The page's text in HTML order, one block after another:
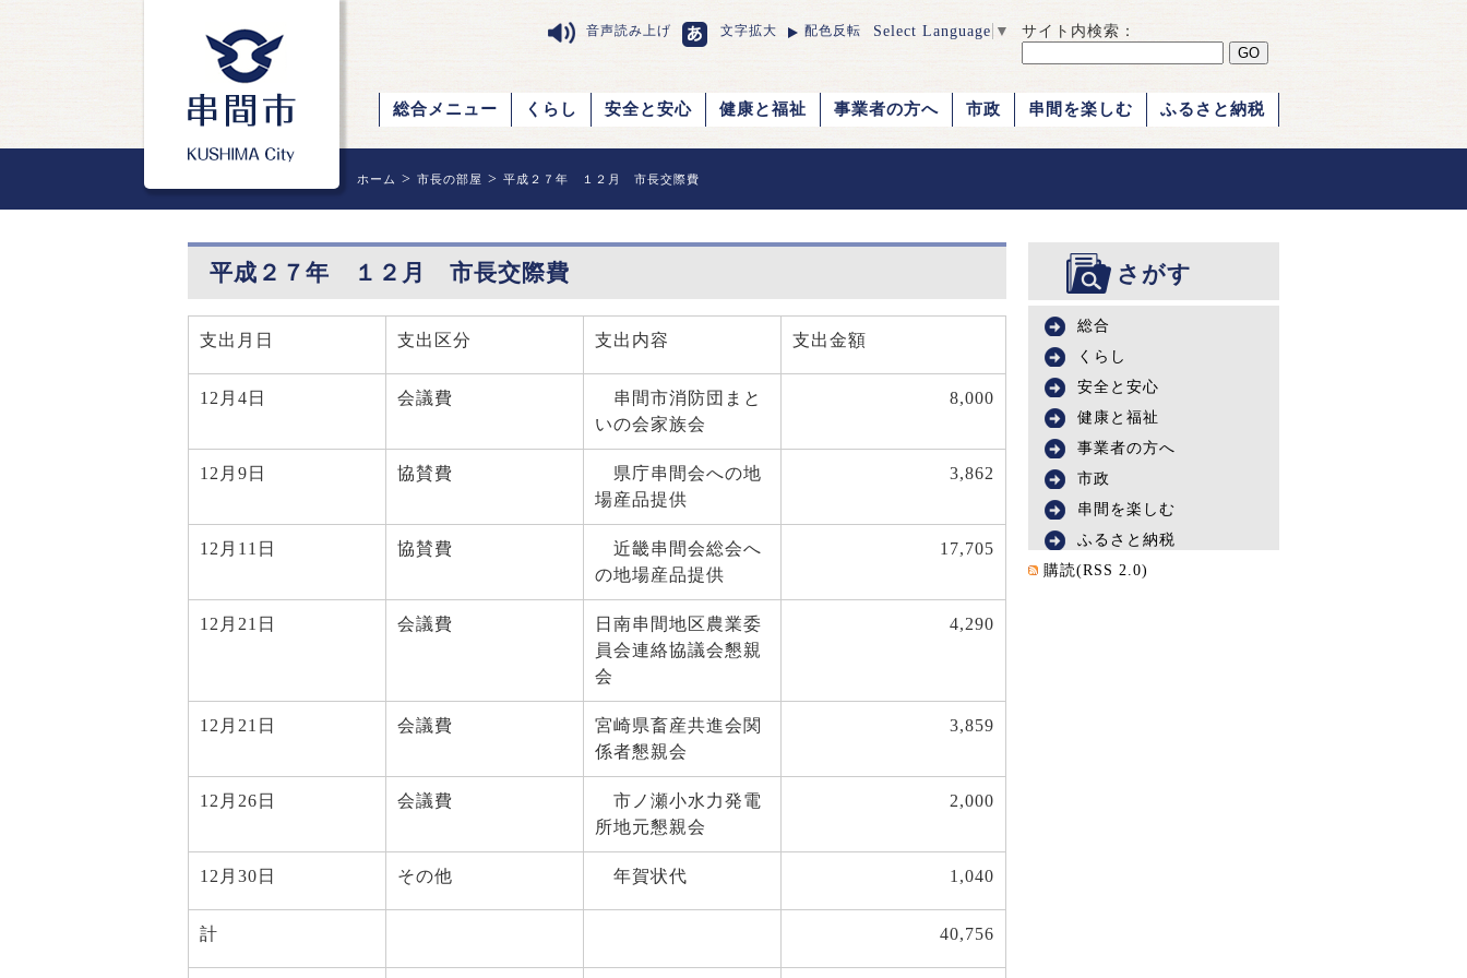
音声読み上げ 文字拡大 配色反転 Select Language ▼ サイト内検索：
総合メニュー くらし 安全と安心 健康と福祉 事業者の方へ 市政 串間を楽しむ ふるさと納税
ホーム > 市長の部屋 > 平成２７年 １２月 市長交際費
平成２７年 １２月 市長交際費
支出月日 支出区分 支出内容 支出金額
12 月4日 会議費
串間市消防団まと
いの会家族会
8,000
12 月9日 協賛費
県庁串間会への地
場産品提供
3,862
12月11日 協賛費
近畿串間会総会へ
の地場産品提供
17,705
12月21日 会議費
日南串間地区農業委
員会連絡協議会懇親
会
4,290
12月21日 会議費
宮崎県畜産共進会関
係者懇親会
3,859
12月26日 会議費
市ノ瀬小水力発電
所地元懇親会
2,000
12月30日 その他 年賀状代 1,040
計 40,756
さがす
総合
くらし
安全と安心
健康と福祉
事業者の方へ
市政
串間を楽しむ
ふるさと納税
購読(RSS 2.0)